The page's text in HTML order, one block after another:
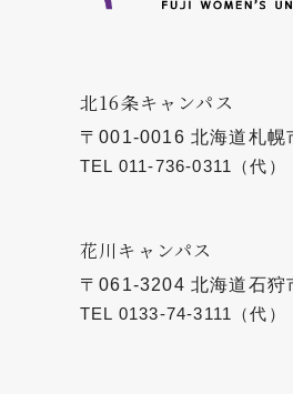
北16条キャンパス
〒001-0016 北海道札幌
TEL 011-736-0311 （代）
花川キャンパス
〒061-3204 北海道石狩
TEL 0133-74-3111 （代）